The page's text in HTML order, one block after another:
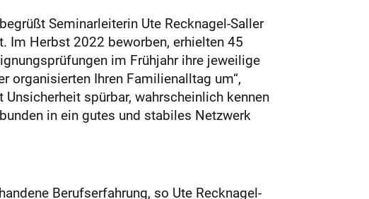
Seminarleiterin Ute Recknagel-Saller
Im Herbst 2022 beworben, erhielten 45
im Frühjahr ihre jeweilige
organisierten Ihren Familienalltag um“,
spürbar, wahrscheinlich kennen
in ein gutes und stabiles Netzwerk
Berufserfahrung, so Ute Recknagel-